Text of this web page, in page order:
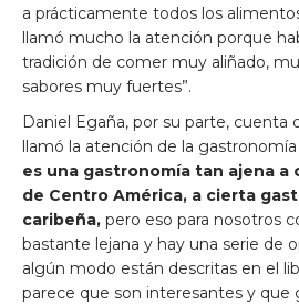
a prácticamente todos los
llamó mucho la atención porque
tradición de comer muy aliñado,
sabores muy fuertes”.
Daniel Egaña, por su parte, cuenta
llamó la atención de la
es una gastronomía tan ajena a
de Centro América, a cierta
caribeña, pero eso para nosotros
bastante lejana y hay una serie de
algún modo están descritas en el
parece que son interesantes y que